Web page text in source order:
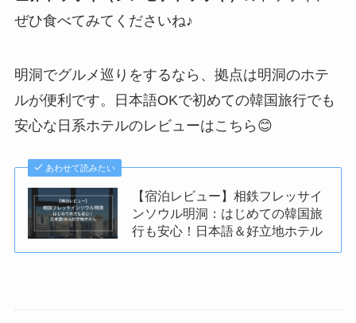
ぜひ食べてみてくださいね♪
明洞でグルメ巡りをするなら、拠点は明洞のホテ
ルが便利です。日本語OKで初めての韓国旅行でも
安心な日系ホテルのレビューはこちら😊
あわせて読みたい
【宿泊レビュー】相鉄フレッサイ
ンソウル明洞：はじめての韓国旅
行も安心！日本語＆好立地ホテル